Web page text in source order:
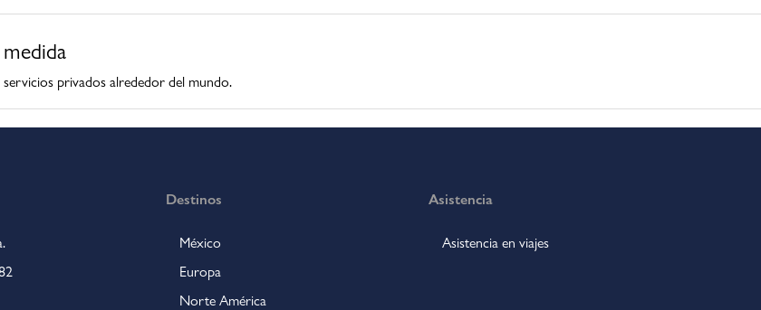
privados alrededor del mundo.
Destinos
México
Europa
Norte América
Asistencia
Asistencia en viajes